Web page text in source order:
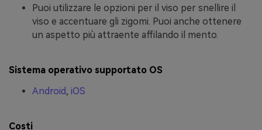
Puoi utilizzare le opzioni per il viso per snellire il
viso e accentuare gli zigomi. Puoi anche ottenere
un aspetto più attraente affilando il mento.
Sistema operativo supportato OS
Android, iOS
Costi